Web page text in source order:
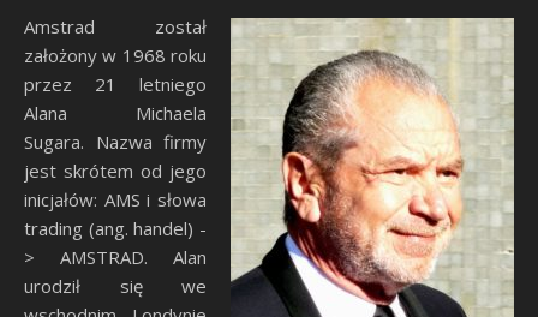
Amstrad został
założony w 1968 roku
przez 21 letniego
Alana Michaela
Sugara. Nazwa firmy
jest skrótem od jego
inicjałów: AMS i słowa
trading (ang. handel) -
> AMSTRAD. Alan
urodził się we